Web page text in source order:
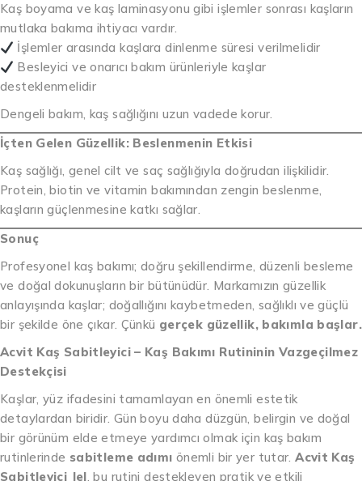
Kaş boyama ve kaş laminasyonu gibi işlemler sonrası kaşların
mutlaka bakıma ihtiyacı vardır.
İşlemler arasında kaşlara dinlenme süresi verilmelidir
Besleyici ve onarıcı bakım ürünleriyle kaşlar
desteklenmelidir
Dengeli bakım, kaş sağlığını uzun vadede korur.
İçten Gelen Güzellik: Beslenmenin Etkisi
Kaş sağlığı, genel cilt ve saç sağlığıyla doğrudan ilişkilidir.
Protein, biotin ve vitamin bakımından zengin beslenme,
kaşların güçlenmesine katkı sağlar.
Sonuç
Profesyonel kaş bakımı; doğru şekillendirme, düzenli besleme
ve doğal dokunuşların bir bütünüdür. Markamızın güzellik
anlayışında kaşlar; doğallığını kaybetmeden, sağlıklı ve güçlü
bir şekilde öne çıkar. Çünkü gerçek güzellik, bakımla başlar.
Acvit Kaş Sabitleyici – Kaş Bakımı Rutininin Vazgeçilmez
Destekçisi
Kaşlar, yüz ifadesini tamamlayan en önemli estetik
detaylardan biridir. Gün boyu daha düzgün, belirgin ve doğal
bir görünüm elde etmeye yardımcı olmak için kaş bakım
rutinlerinde sabitleme adımı önemli bir yer tutar.Acvit Kaş
Sabitleyici Jel, bu rutini destekleyen pratik ve etkili